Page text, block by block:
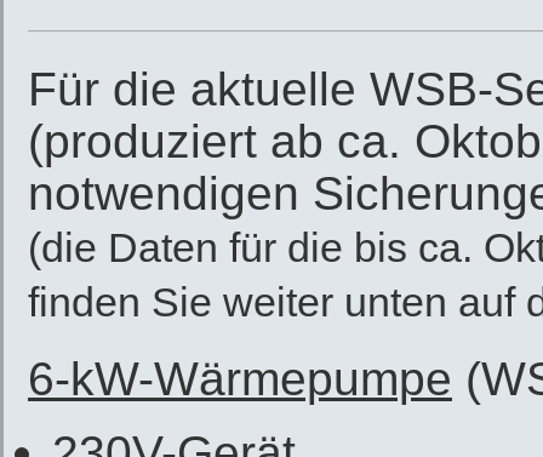
Für die aktuelle WSB-
(produziert ab ca.
notwendigen
(die Daten für die bis ca.
finden Sie weiter unten auf
6-kW-Wärmepumpe